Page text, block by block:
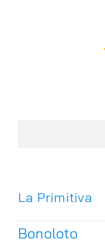
La Primitiva
Bonoloto